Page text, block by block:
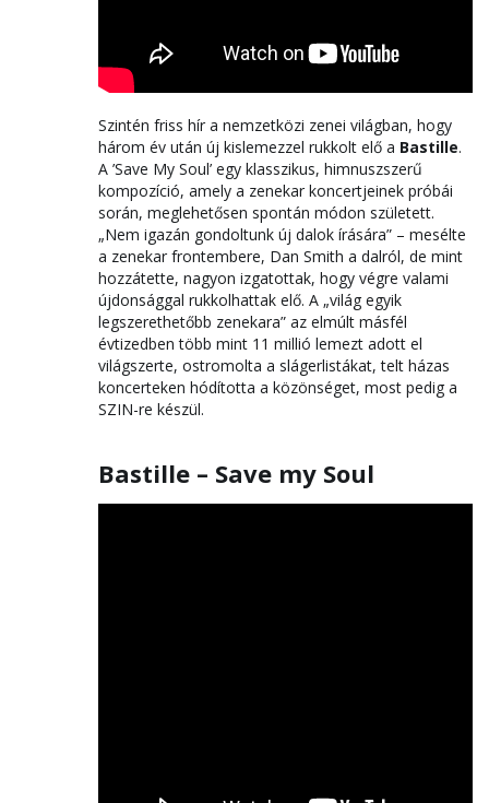
Szintén friss hír a nemzetközi zenei világban, hogy
három év után új kislemezzel rukkolt elő a Bastille.
A ’Save My Soul’ egy klasszikus, himnuszszerű
kompozíció, amely a zenekar koncertjeinek próbái
során, meglehetősen spontán módon született.
„Nem igazán gondoltunk új dalok írására” – mesélte
a zenekar frontembere, Dan Smith a dalról, de mint
hozzátette, nagyon izgatottak, hogy végre valami
újdonsággal rukkolhattak elő. A „világ egyik
legszerethetőbb zenekara” az elmúlt másfél
évtizedben több mint 11 millió lemezt adott el
világszerte, ostromolta a slágerlistákat, telt házas
koncerteken hódította a közönséget, most pedig a
SZIN-re készül.
Bastille – Save my Soul